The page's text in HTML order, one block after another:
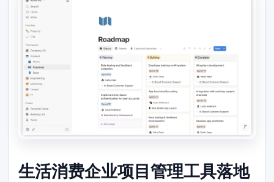
生活消费企业项目管理工具落地